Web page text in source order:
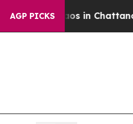
AGP PICKS
Chaos in Chattanooga.